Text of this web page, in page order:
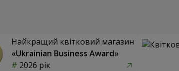
Найкращий квітковий магазин
«Ukrainian Business Award»
2026 рік